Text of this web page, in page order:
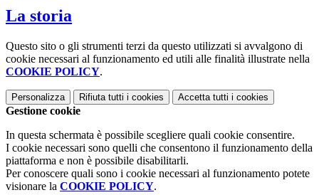
La storia
Questo sito o gli strumenti terzi da questo utilizzati si avvalgono di
cookie necessari al funzionamento ed utili alle finalità illustrate nella
COOKIE POLICY.
Personalizza Rifiuta tutti i cookies Accetta tutti i cookies
Gestione cookie
In questa schermata è possibile scegliere quali cookie consentire.
I cookie necessari sono quelli che consentono il funzionamento della
piattaforma e non è possibile disabilitarli.
Per conoscere quali sono i cookie necessari al funzionamento potete
visionare la COOKIE POLICY.